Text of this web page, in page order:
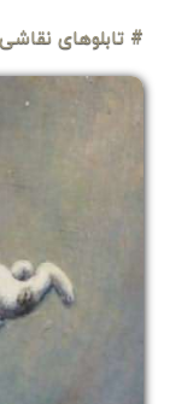
# تابلوهای